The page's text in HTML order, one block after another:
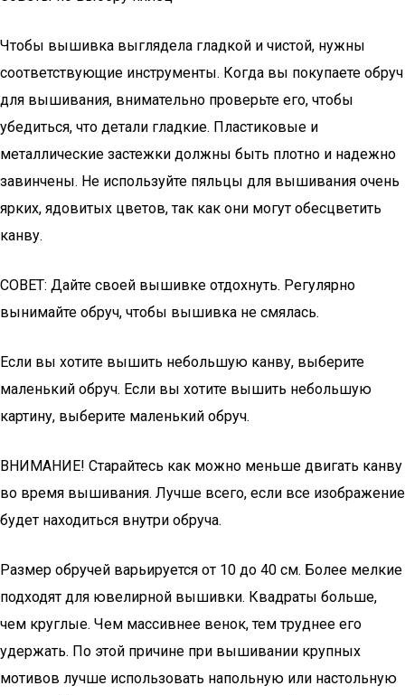
Чтобы вышивка выглядела гладкой и чистой, нужны
соответствующие инструменты. Когда вы покупаете обруч
для вышивания, внимательно проверьте его, чтобы
убедиться, что детали гладкие. Пластиковые и
металлические застежки должны быть плотно и надежно
завинчены. Не используйте пяльцы для вышивания очень
ярких, ядовитых цветов, так как они могут обесцветить
канву.
СОВЕТ: Дайте своей вышивке отдохнуть. Регулярно
вынимайте обруч, чтобы вышивка не смялась.
Если вы хотите вышить небольшую канву, выберите
маленький обруч. Если вы хотите вышить небольшую
картину, выберите маленький обруч.
ВНИМАНИЕ! Старайтесь как можно меньше двигать канву
во время вышивания. Лучше всего, если все изображение
будет находиться внутри обруча.
Размер обручей варьируется от 10 до 40 см. Более мелкие
подходят для ювелирной вышивки. Квадраты больше,
чем круглые. Чем массивнее венок, тем труднее его
удержать. По этой причине при вышивании крупных
мотивов лучше использовать напольную или настольную